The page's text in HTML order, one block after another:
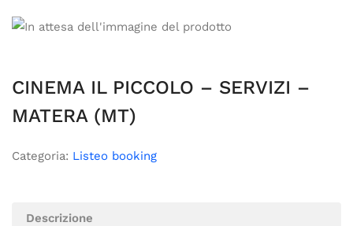
CINEMA IL PICCOLO – SERVIZI –
MATERA (MT)
Categoria: Listeo booking
Descrizione